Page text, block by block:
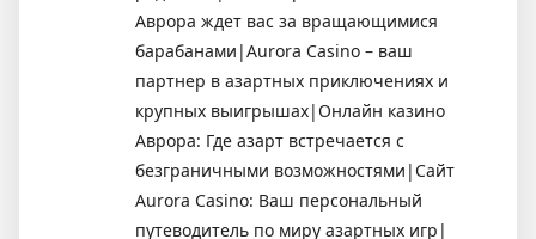
Аврора ждет вас за вращающимися
барабанами|Aurora Casino – ваш
партнер в азартных приключениях и
крупных выигрышах|Онлайн казино
Аврора: Где азарт встречается с
безграничными возможностями|Сайт
Aurora Casino: Ваш персональный
путеводитель по миру азартных игр|